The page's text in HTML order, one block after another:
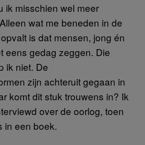
ik misschien wel meer
wat me beneden in de
is dat mensen, jong én
eens gedag zeggen. Die
ik niet. De
zijn achteruit gegaan in
komt dit stuk trouwens in? Ik
over de oorlog, toen
in een boek.